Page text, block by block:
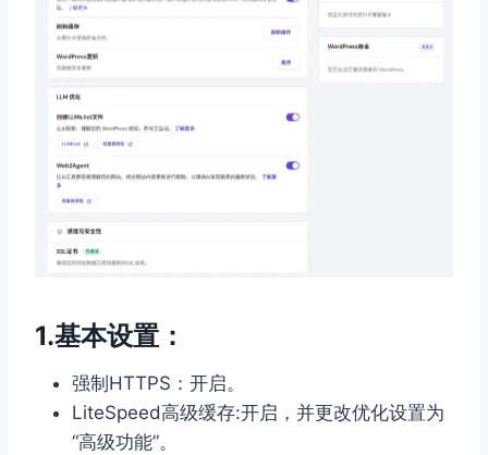
1.基本设置：
强制HTTPS：开启。
LiteSpeed高级缓存:开启，并更改优化设置为
“高级功能”。